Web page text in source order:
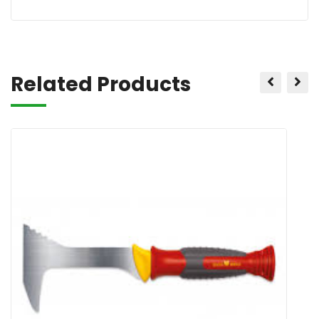
Related Products